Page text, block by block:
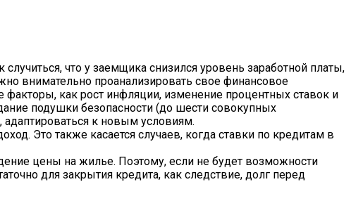
что у заемщика снизился уровень заработной платы,
внимательно проанализировать свое финансовое
факторы, как рост инфляции, изменение процентных ставок и
подушки безопасности (до шести совокупных
к новым условиям.
Это также касается случаев, когда ставки по кредитам в
цены на жилье. Поэтому, если не будет возможности
для закрытия кредита, как следствие, долг перед